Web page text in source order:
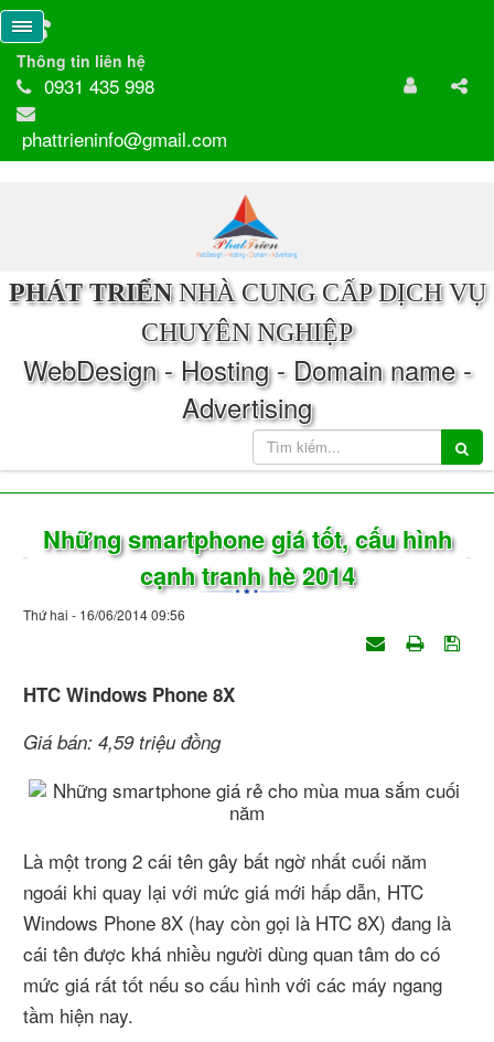
Thông tin liên hệ
0931 435 998
phattrieninfo@gmail.com
PHÁT TRIỂNNHÀ CUNG CẤP DỊCH VỤ
CHUYÊN NGHIỆP
WebDesign - Hosting - Domain name -
Advertising
Những smartphone giá tốt, cấu hình
cạnh tranh hè 2014
Thứ hai - 16/06/2014 09:56
HTC Windows Phone 8X
Giá bán: 4,59 triệu đồng
Là một trong 2 cái tên gây bất ngờ nhất cuối năm
ngoái khi quay lại với mức giá mới hấp dẫn, HTC
Windows Phone 8X (hay còn gọi là HTC 8X) đang là
cái tên được khá nhiều người dùng quan tâm do có
mức giá rất tốt nếu so cấu hình với các máy ngang
tầm hiện nay.